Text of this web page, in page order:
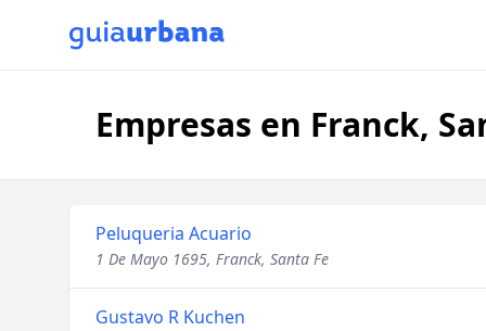
Empresas en Franck,
Peluqueria Acuario
1 De Mayo 1695, Franck, Santa Fe
Gustavo R Kuchen